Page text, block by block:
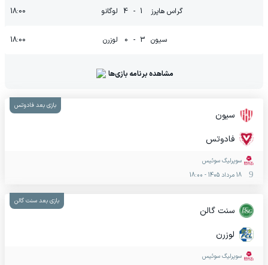
گراس هاپرز 1
-
4 لوگانو 18:00
سیون 3
-
0 لوزرن 18:00
مشاهده برنامه بازی‌ها
سیون
فادوتس
سوپرلیگ سوئیس
18 مرداد 1405
-
18:00
بازی بعد فادوتس
سنت گالن
لوزرن
سوپرلیگ سوئیس
بازی بعد سنت گالن